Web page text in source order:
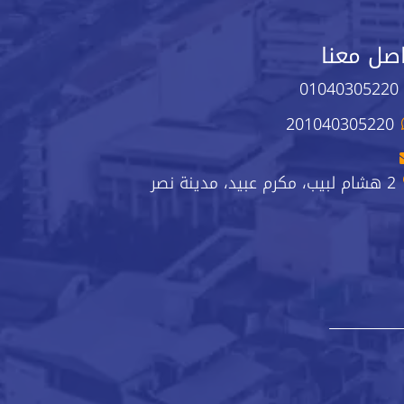
معنا
01040305220
201040305220
2 هشام لبيب، مكرم عبيد، مدينة نصر